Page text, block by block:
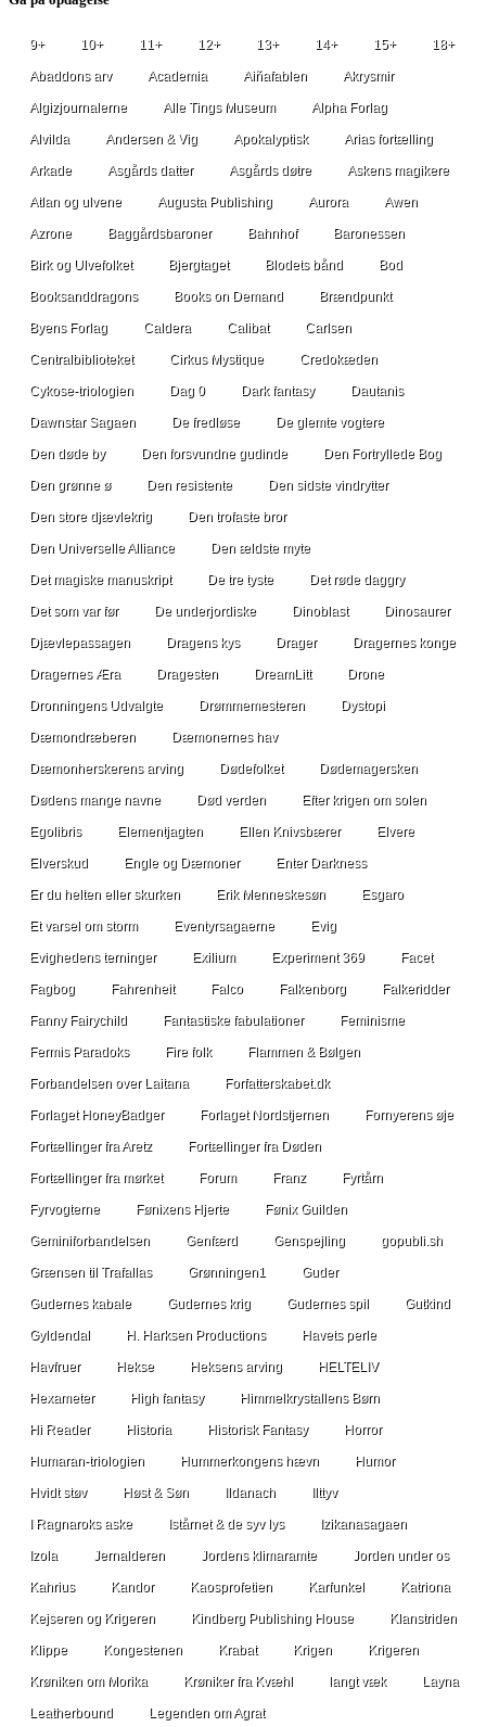
9+ 10+ 11+ 12+ 13+ 14+ 15+ 18+
Abaddons arv Academia Aiñafablen Akrysmir
Algizjournalerne Alle Tings Museum Alpha Forlag
Alvilda Andersen & Vig Apokalyptisk Arias fortælling
Arkade Asgårds datter Asgårds døtre Askens magikere
Atlan og ulvene Augusta Publishing Aurora Awen
Azrone Baggårdsbaroner Bahnhof Baronessen
Birk og Ulvefolket Bjergtaget Blodets bånd Bod
Booksanddragons Books on Demand Brændpunkt
Byens Forlag Caldera Calibat Carlsen
Centralbiblioteket Cirkus Mystique Credokæden
Cykose-triologien Dag 0 Dark fantasy Dautanis
Dawnstar Sagaen De fredløse De glemte vogtere
Den døde by Den forsvundne gudinde Den Fortryllede Bog
Den grønne ø Den resistente Den sidste vindrytter
Den store djævlekrig Den trofaste bror
Den Universelle Alliance Den ældste myte
Det magiske manuskript De tre tyste Det røde daggry
Det som var før De underjordiske Dinoblast Dinosaurer
Djævlepassagen Dragens kys Drager Dragernes konge
Dragernes Æra Dragesten DreamLitt Drone
Dronningens Udvalgte Drømmemesteren Dystopi
Dæmondræberen Dæmonernes hav
Dæmonherskerens arving Dødefolket Dødemagersken
Dødens mange navne Død verden Efter krigen om solen
Egolibris Elementjagten Ellen Knivsbærer Elvere
Elverskud Engle og Dæmoner Enter Darkness
Er du helten eller skurken Erik Menneskesøn Esgaro
Et varsel om storm Eventyrsagaerne Evig
Evighedens terninger Exilium Experiment 369 Facet
Fagbog Fahrenheit Falco Falkenborg Falkeridder
Fanny Fairychild Fantastiske fabulationer Feminisme
Fermis Paradoks Fire folk Flammen & Bølgen
Forbandelsen over Laitana Forfatterskabet.dk
Forlaget HoneyBadger Forlaget Nordstjernen Fornyerens øje
Fortællinger fra Aretz Fortællinger fra Døden
Fortællinger fra mørket Forum Franz Fyrtårn
Fyrvogterne Fønixens Hjerte Fønix Guilden
Geminiforbandelsen Genfærd Genspejling gopubli.sh
Grænsen til Trafallas Grønningen1 Guder
Gudernes kabale Gudernes krig Gudernes spil Gutkind
Gyldendal H. Harksen Productions Havets perle
Havfruer Hekse Heksens arving HELTELIV
Hexameter High fantasy Himmelkrystallens Børn
Hi Reader Historia Historisk Fantasy Horror
Humaran-triologien Hummerkongens hævn Humor
Hvidt støv Høst & Søn Ildanach Ilttyv
I Ragnaroks aske Istårnet & de syv lys Izikanasagaen
Izola Jernalderen Jordens klimaramte Jorden under os
Kahrius Kandor Kaosprofetien Karfunkel Katriona
Kejseren og Krigeren Kindberg Publishing House Klanstriden
Klippe Kongestenen Krabat Krigen Krigeren
Krøniken om Morika Krøniker fra Kvæhl langt væk Layna
Leatherbound Legenden om Agrat